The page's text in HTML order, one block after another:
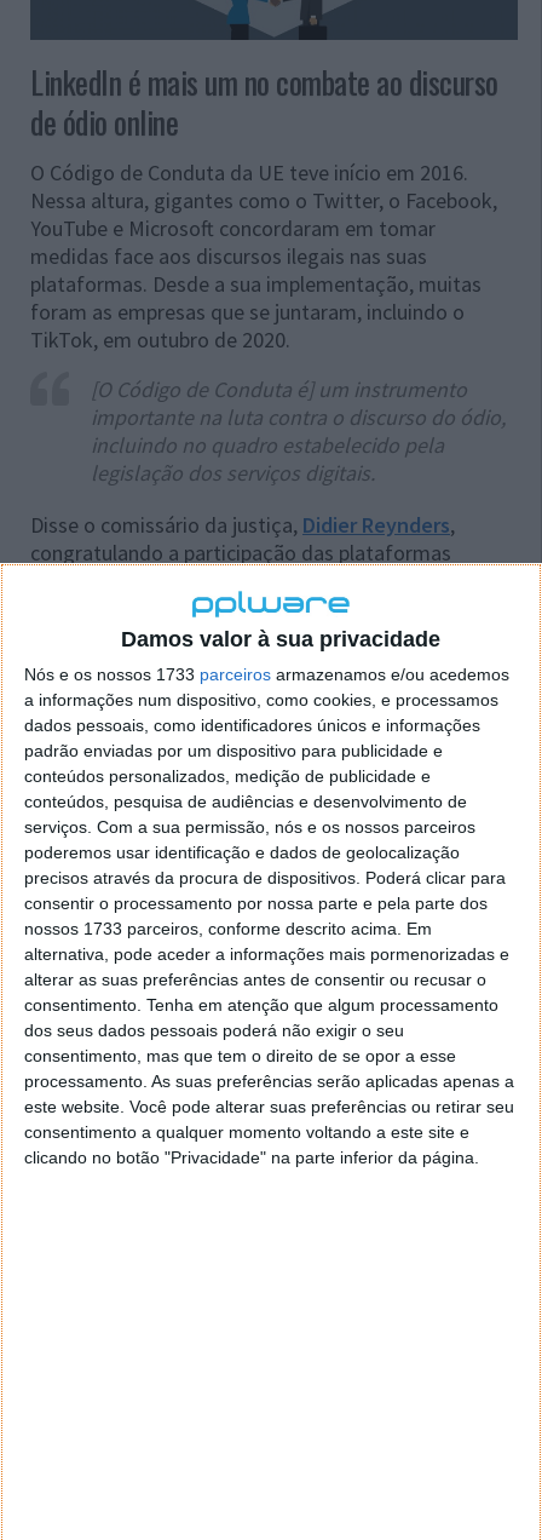
Damos valor à sua privacidade
Nós e os nossos 1733 parceiros armazenamos e/ou acedemos
a informações num dispositivo, como cookies, e processamos
dados pessoais, como identificadores únicos e informações
padrão enviadas por um dispositivo para publicidade e
conteúdos personalizados, medição de publicidade e
conteúdos, pesquisa de audiências e desenvolvimento de
serviços. Com a sua permissão, nós e os nossos parceiros
poderemos usar identificação e dados de geolocalização
precisos através da procura de dispositivos. Poderá clicar para
consentir o processamento por nossa parte e pela parte dos
nossos 1733 parceiros, conforme descrito acima. Em
alternativa, pode aceder a informações mais pormenorizadas e
alterar as suas preferências antes de consentir ou recusar o
consentimento. Tenha em atenção que algum processamento
dos seus dados pessoais poderá não exigir o seu
consentimento, mas que tem o direito de se opor a esse
processamento. As suas preferências serão aplicadas apenas a
este website. Você pode alterar suas preferências ou retirar seu
consentimento a qualquer momento voltando a este site e
clicando no botão "Privacidade" na parte inferior da página.
LinkedIn é mais um no combate ao discurso
de ódio online
O Código de Conduta da UE teve início em 2016.
Nessa altura, gigantes como o Twitter, o Facebook,
YouTube e Microsoft concordaram em tomar
medidas face aos discursos ilegais nas suas
plataformas. Desde a sua implementação, muitas
foram as empresas que se juntaram, incluindo o
TikTok, em outubro de 2020.
[O Código de Conduta é] um instrumento
importante na luta contra o discurso do ódio,
incluindo no quadro estabelecido pela
legislação dos serviços digitais.
Disse o comissário da justiça, Didier Reynders,
congratulando a participação das plataformas
Apesar da presença de muitos serviços digitais,
existem também outros que ainda não aderiram ao
código. Nesse sentido, Reynders espera que, em
breve, mais empresas se juntem à luta.
Além do Código de Conduta, a Comissão Europeia
tem apelado para que as plataformas se inscrevam
no Código de Desinformação, de modo a combater
as notícias falsas. Estas que deflagraram durante a
pandemia, a par do discurso de ódio.
Este artigo tem mais de um ano
Fonte: Tech Times
Neste artigo: comissão europeia,discurso de ódio, linkedin,
União Europeia